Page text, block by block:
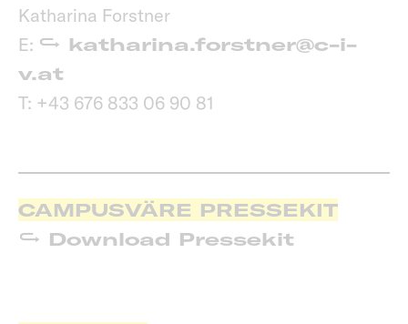
Katharina Forstner
E:
katharina.forstner@c-i-
v.at
T: +43 676 833 06 90 81
CAMPUSVÄRE PRESSEKIT
Download Pressekit